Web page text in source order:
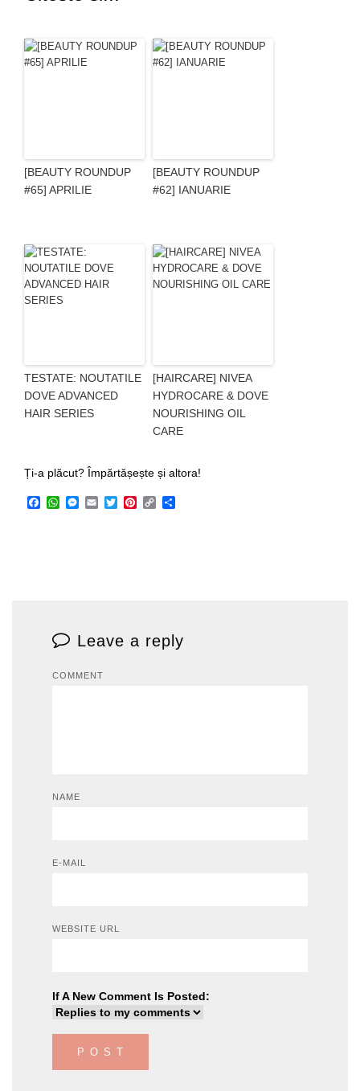
[BEAUTY ROUNDUP
#65] APRILIE
[BEAUTY ROUNDUP
#62] IANUARIE
TESTATE: NOUTATILE
DOVE ADVANCED
HAIR SERIES
[HAIRCARE] NIVEA
HYDROCARE & DOVE
NOURISHING OIL
CARE
Ți-a plăcut? Împărtășește și altora!
Facebook
WhatsApp
Messenger
EmailTwitterPinterest
Copy
Leave a reply
COMMENT
NAME
E-MAIL
WEBSITE URL
If A New Comment Is Posted: